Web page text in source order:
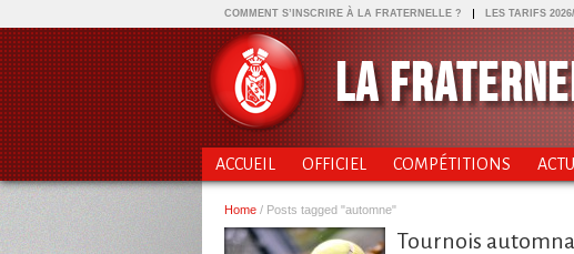
COMMENT S’INSCRIRE À LA FRATERNELLE ? LES TARIFS
LA
ACCUEIL OFFICIEL COMPÉTITIONS
Home / Posts tagged "automne"
Tournois